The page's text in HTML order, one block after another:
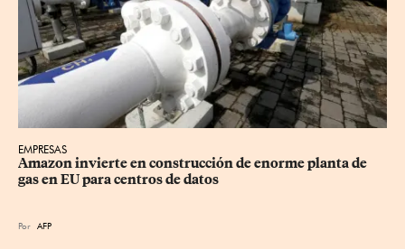
EMPRESAS
Amazon invierte en construcción de enorme planta de
gas en EU para centros de datos
Por AFP